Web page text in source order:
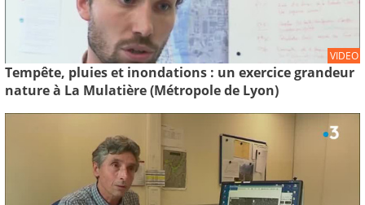
VIDEO
Tempête, pluies et inondations : un exercice grandeur
nature à La Mulatière (Métropole de Lyon)